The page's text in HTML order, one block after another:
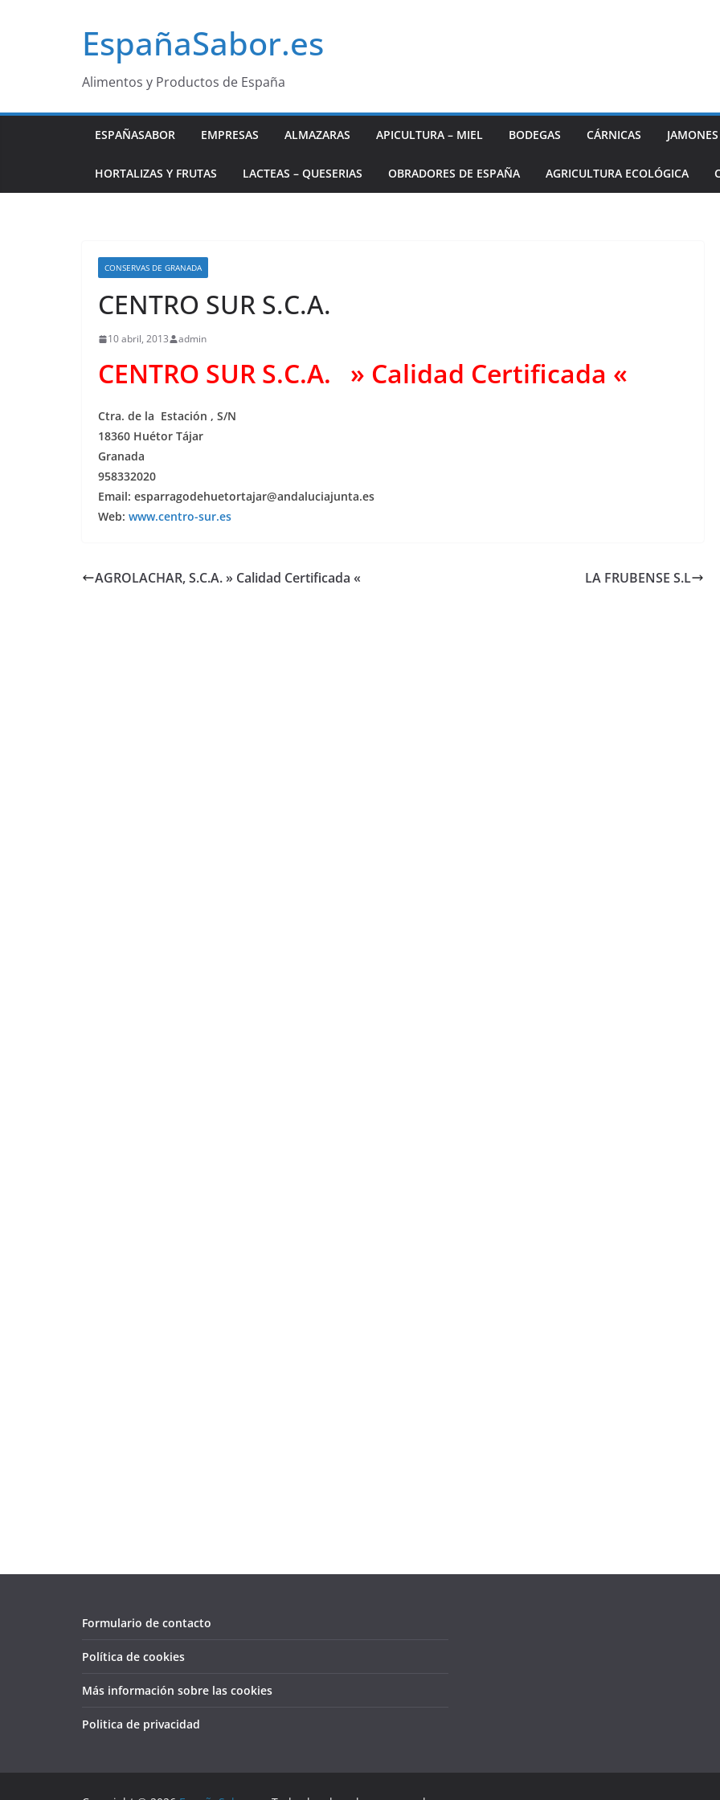
EspañaSabor.es
Alimentos y Productos de España
ESPAÑASABOR EMPRESAS ALMAZARAS APICULTURA – MIEL BODEGAS CÁRNICAS
HORTALIZAS Y FRUTAS LACTEAS – QUESERIAS OBRADORES DE ESPAÑA AGRICULTURA ECOLÓGICA
CONSERVAS DE GRANADA
CENTRO SUR S.C.A.
10 abril, 2013 admin
CENTRO SUR S.C.A. » Calidad Certificada «
Ctra. de la Estación , S/N
18360 Huétor Tájar
Granada
958332020
Email: esparragodehuetortajar@andaluciajunta.es
Web: www.centro-sur.es
AGROLACHAR, S.C.A. » Calidad Certificada « LA FRUBENSE S.L
Formulario de contacto
Política de cookies
Más información sobre las cookies
Politica de privacidad